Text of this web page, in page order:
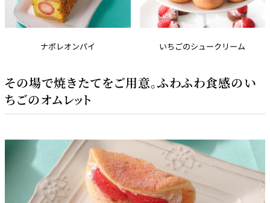
ナポレオンパイ いちごのシュークリーム
その場で焼きたてをご用意。ふわふわ食感のい
ちごのオムレット